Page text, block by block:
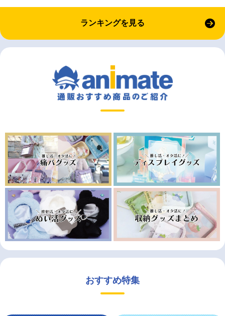
ランキングを見る
おすすめ特集